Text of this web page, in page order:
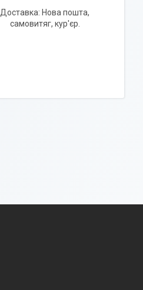
Доставка: Нова пошта,
самовитяг, кур'єр.